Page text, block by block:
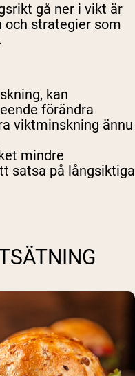
gå ner i vikt är
och strategier som
kan
förändra
viktminskning ännu
mindre
satsa på långsiktiga